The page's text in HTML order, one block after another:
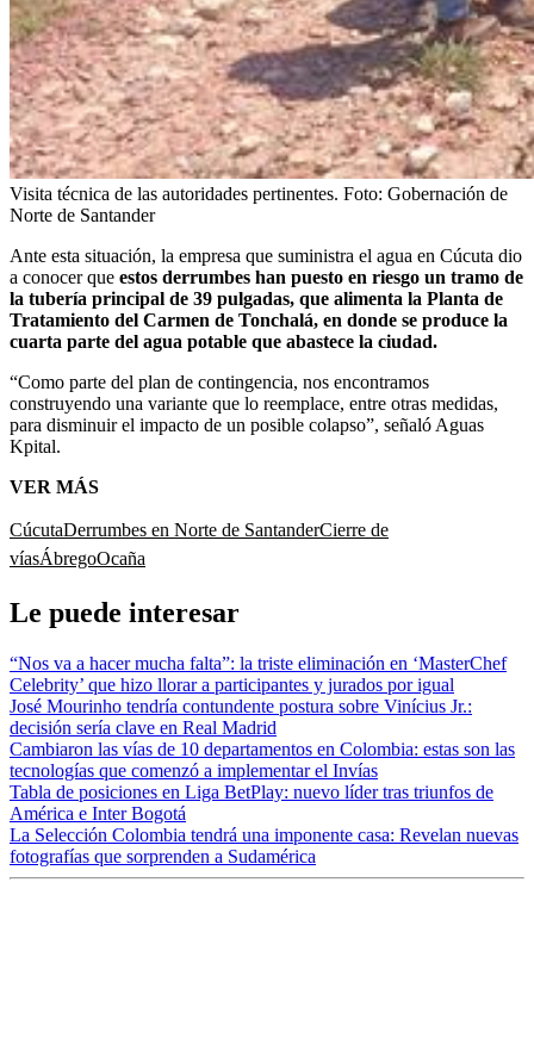
Visita técnica de las autoridades pertinentes. Foto: Gobernación de
Norte de Santander
Ante esta situación, la empresa que suministra el agua en Cúcuta dio
a conocer que estos derrumbes han puesto en riesgo un tramo de
la tubería principal de 39 pulgadas, que alimenta la Planta de
Tratamiento del Carmen de Tonchalá, en donde se produce la
cuarta parte del agua potable que abastece la ciudad.
“Como parte del plan de contingencia, nos encontramos
construyendo una variante que lo reemplace, entre otras medidas,
para disminuir el impacto de un posible colapso”, señaló Aguas
Kpital.
VER MÁS
CúcutaDerrumbes en Norte de SantanderCierre de
víasÁbregoOcaña
Le puede interesar
“Nos va a hacer mucha falta”: la triste eliminación en ‘MasterChef
Celebrity’ que hizo llorar a participantes y jurados por igual
José Mourinho tendría contundente postura sobre Vinícius Jr.:
decisión sería clave en Real Madrid
Cambiaron las vías de 10 departamentos en Colombia: estas son las
tecnologías que comenzó a implementar el Invías
Tabla de posiciones en Liga BetPlay: nuevo líder tras triunfos de
América e Inter Bogotá
La Selección Colombia tendrá una imponente casa: Revelan nuevas
fotografías que sorprenden a Sudamérica